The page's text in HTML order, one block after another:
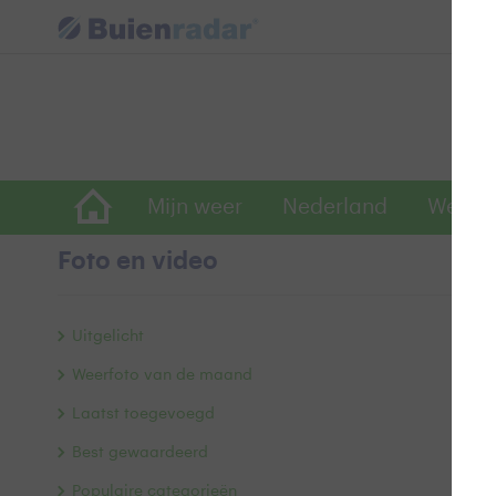
Mijn weer Nederland
Foto en video
Uitgelicht
Weerfoto van de maand
Laatst toegevoegd
Best gewaardeerd
Populaire categorieën